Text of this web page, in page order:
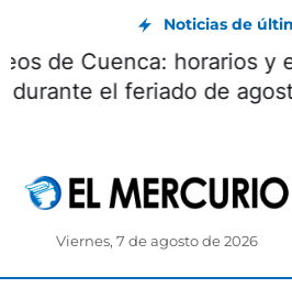
Noticias de
Museos de Cuenca:
durante el feriado de
Viernes, 7 de agosto de 2026